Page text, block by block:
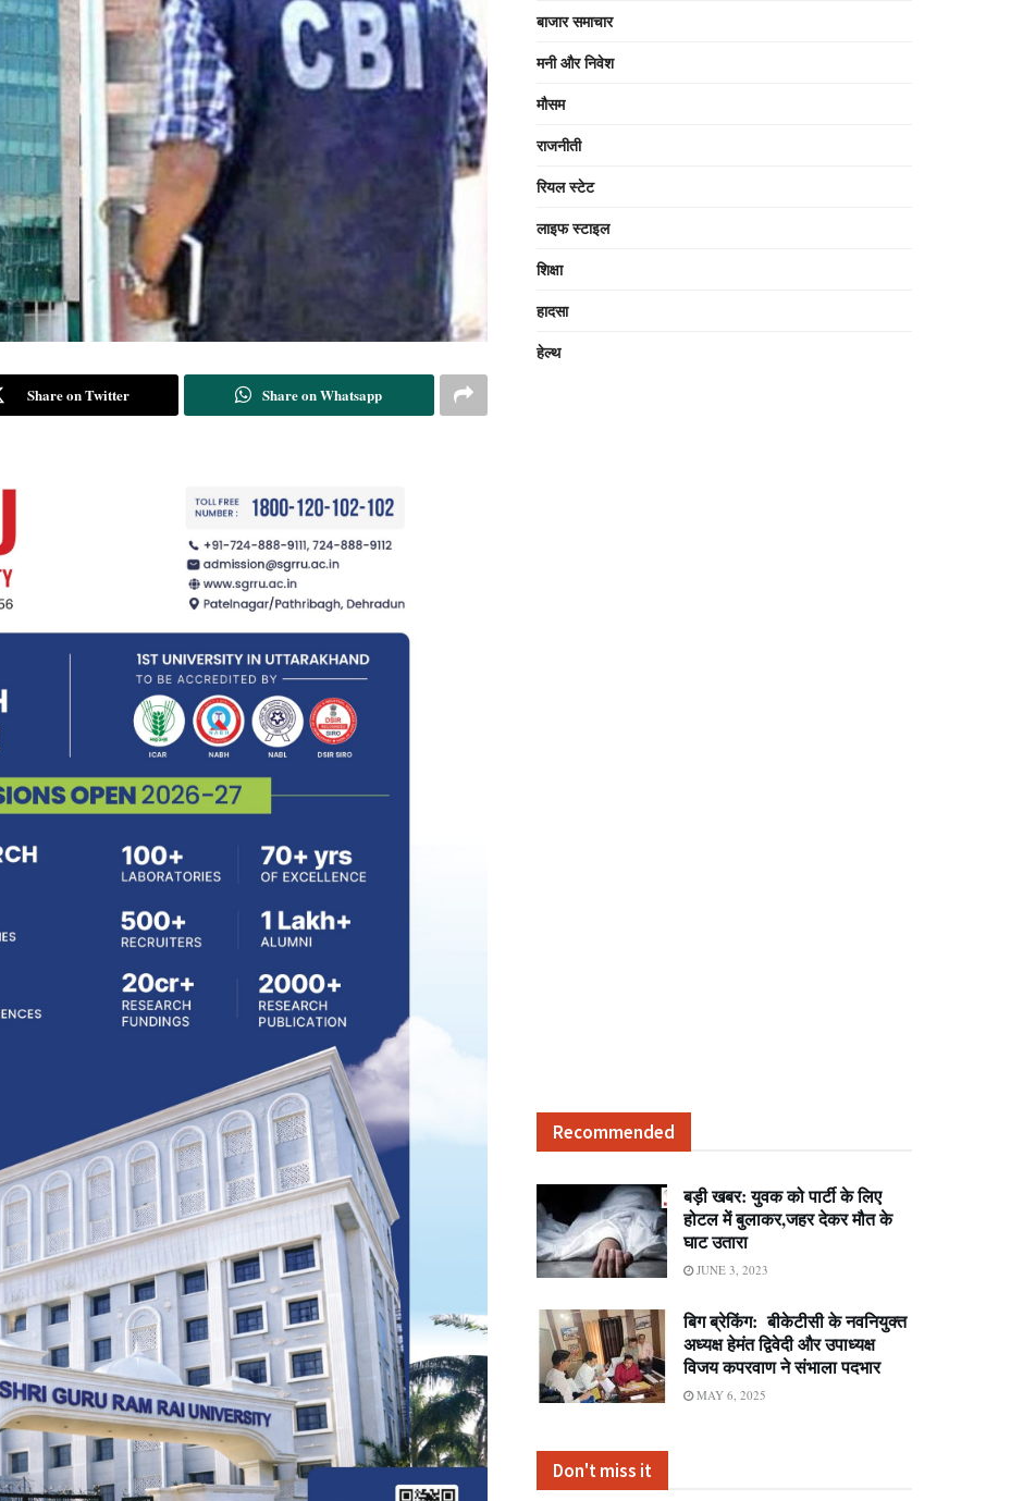
Share on Twitter Share on Whatsapp
बाजार समाचार
मनी और निवेश
मौसम
राजनीती
रियल स्टेट
लाइफ स्टाइल
शिक्षा
हादसा
हेल्थ
Recommended
बड़ी खबर: युवक को पार्टी के लिए
होटल में बुलाकर,जहर देकर मौत के
घाट उतारा
JUNE 3, 2023
बिग ब्रेकिंग: बीकेटीसी के नवनियुक्त
अध्यक्ष हेमंत द्विवेदी और उपाध्यक्ष
विजय कपरवाण ने संभाला पदभार
MAY 6, 2025
Don't miss it